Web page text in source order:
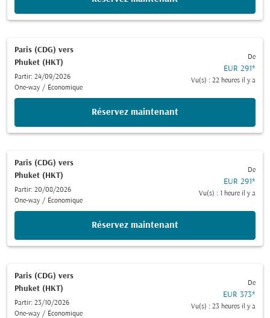
Paris (CDG) vers
Phuket (HKT)
Partir: 24/09/2026
One-way / Économique
De
EUR 291*
Vu(s) : 22 heures il y a
Réservez maintenant
Paris (CDG) vers
Phuket (HKT)
Partir: 20/08/2026
One-way / Économique
De
EUR 291*
Vu(s) : 1 heure il y a
Réservez maintenant
Paris (CDG) vers
Phuket (HKT)
Partir: 23/10/2026
One-way / Économique
De
EUR 373*
Vu(s) : 23 heures il y a